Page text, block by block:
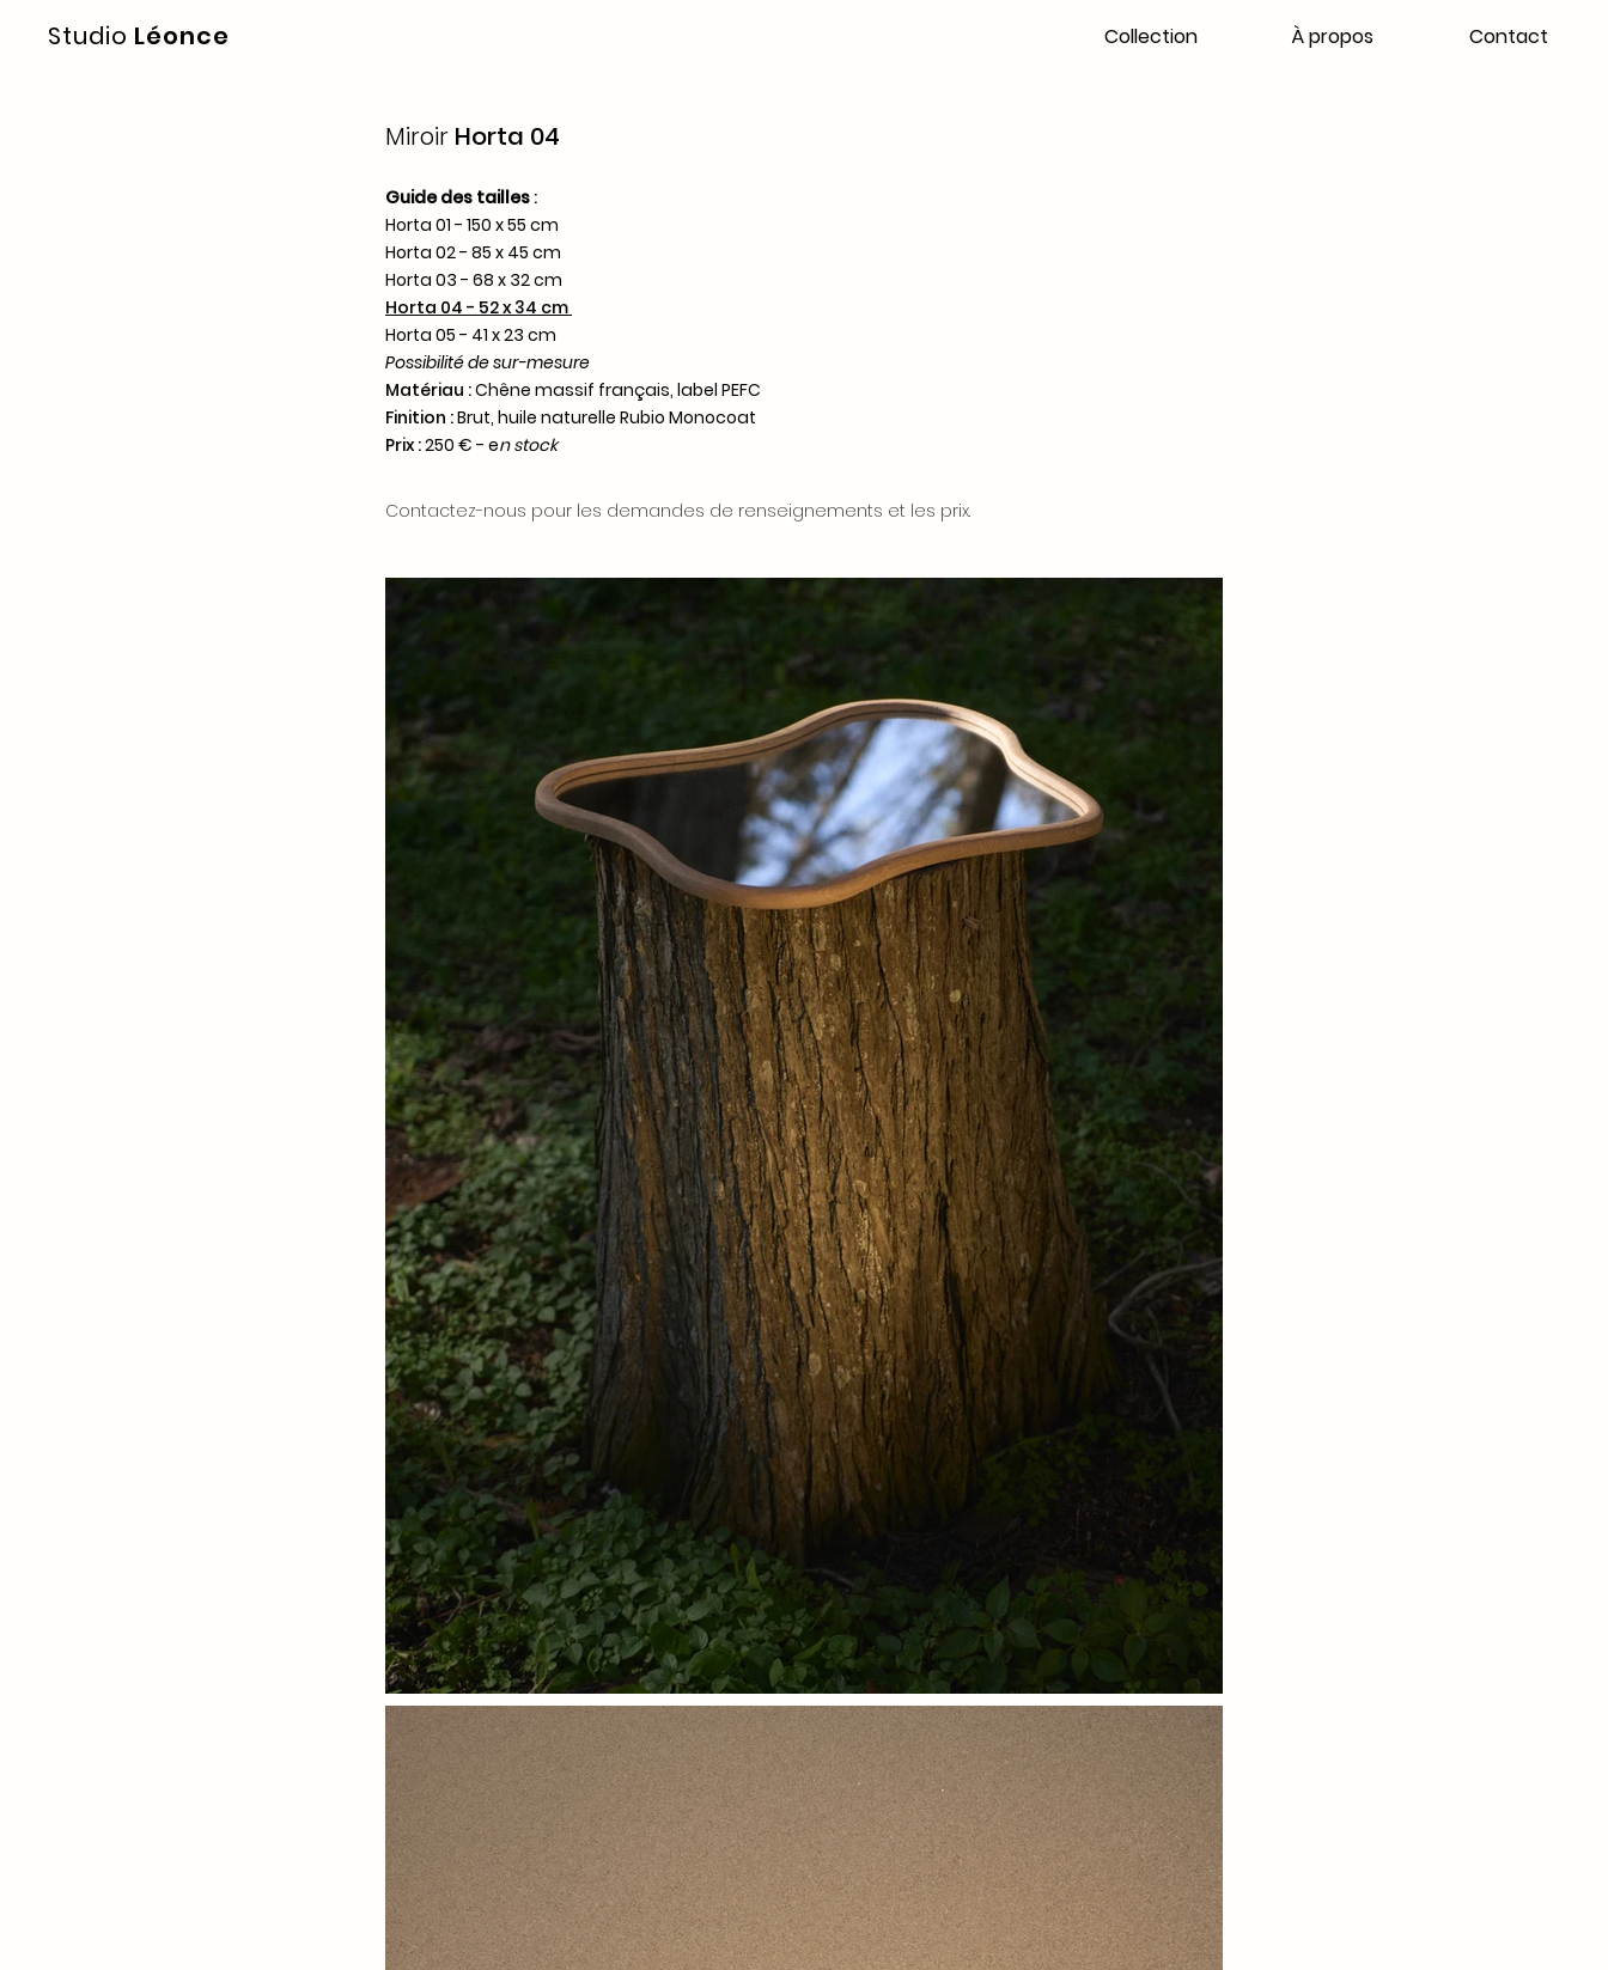
Studio Léonce Collection À propos Contact
Miroir Horta 04
Guide des tailles :
Horta 01 - 150 x 55 cm
Horta 02 - 85 x 45 cm
Horta 03 - 68 x 32 cm
Horta 04 - 52 x 34 cm
Horta 05 - 41 x 23 cm
Possibilité de sur-mesure
Matériau :Chêne massif français, label PEFC
Finition :Brut, huile naturelle Rubio Monocoat
Prix :250 € - en stock
Contactez-nous pour les demandes de renseignements et les prix.